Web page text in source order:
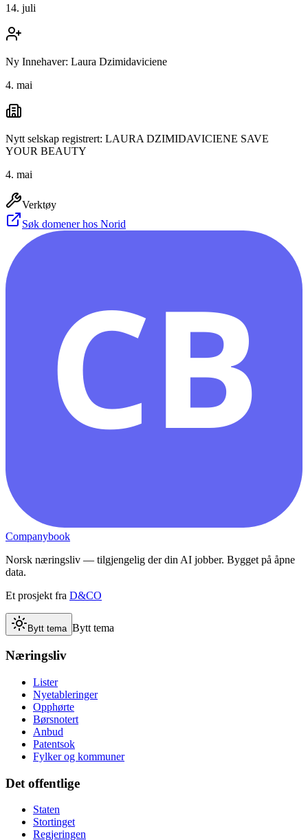
14. juli
Ny Innehaver: Laura Dzimidaviciene
4. mai
Nytt selskap registrert: LAURA DZIMIDAVICIENE SAVE
YOUR BEAUTY
4. mai
Verktøy
Søk domener hos Norid
CB
Companybook
Norsk næringsliv — tilgjengelig der din AI jobber. Bygget på åpne
data.
Et prosjekt fra D&CO
Bytt tema Bytt tema
Næringsliv
Lister
Nyetableringer
Opphørte
Børsnotert
Anbud
Patentsok
Fylker og kommuner
Det offentlige
Staten
Stortinget
Regjeringen